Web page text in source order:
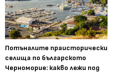
Потъналите праисторически
селища по българското
Черноморие: какво лежи под